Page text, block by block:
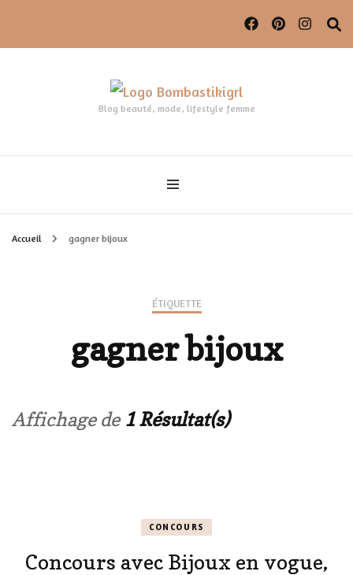
Blog beauté, mode, lifestyle femme
Accueil gagner bijoux
ÉTIQUETTE
gagner bijoux
Affichage de 1 Résultat(s)
CONCOURS
Concours avec Bijoux en vogue,